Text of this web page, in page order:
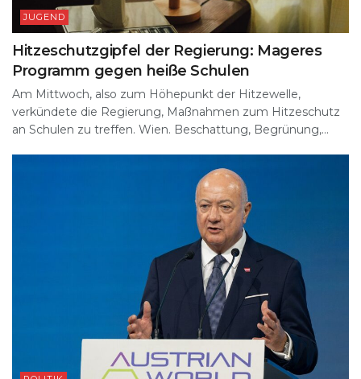
JUGEND
Hitzeschutzgipfel der Regierung: Mageres
Programm gegen heiße Schulen
Am Mittwoch, also zum Höhepunkt der Hitzewelle,
verkündete die Regierung, Maßnahmen zum Hitzeschutz
an Schulen zu treffen. Wien. Beschattung, Begrünung,...